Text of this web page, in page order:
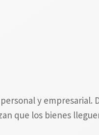
y empresarial.
que los bienes